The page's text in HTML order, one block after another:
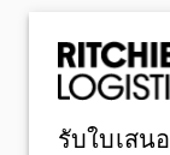
รับใบเสน